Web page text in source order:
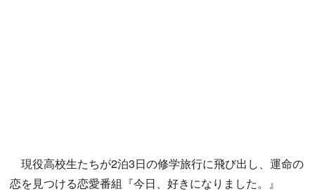
現役高校生たちが2泊3日の修学旅行に飛び出し、運命の
恋を見つける恋愛番組『今日、好きになりました。』